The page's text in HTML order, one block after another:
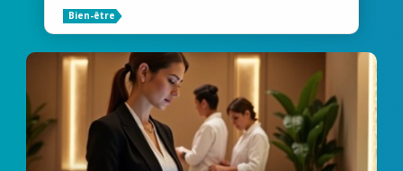
Bien-être